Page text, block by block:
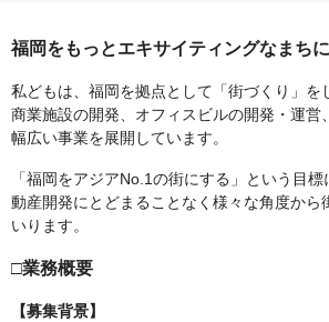
福岡をもっとエキサイティングなまちに
私どもは、福岡を拠点として「街づくり」を
商業施設の開発、オフィスビルの開発・運営
幅広い事業を展開しています。
「福岡をアジアNo.1の街にする」という目
動産開発にとどまることなく様々な角度から
いります。
□業務概要
【募集背景】